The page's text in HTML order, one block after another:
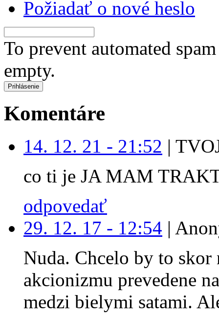
Požiadať o nové heslo
To prevent automated
empty.
Komentáre
14. 12. 21 - 21:52 |
co ti je JA MAM
odpovedať
29. 12. 17 - 12:54 |
Nuda. Chcelo by to
akcionizmu prevedene
medzi bielymi satami.